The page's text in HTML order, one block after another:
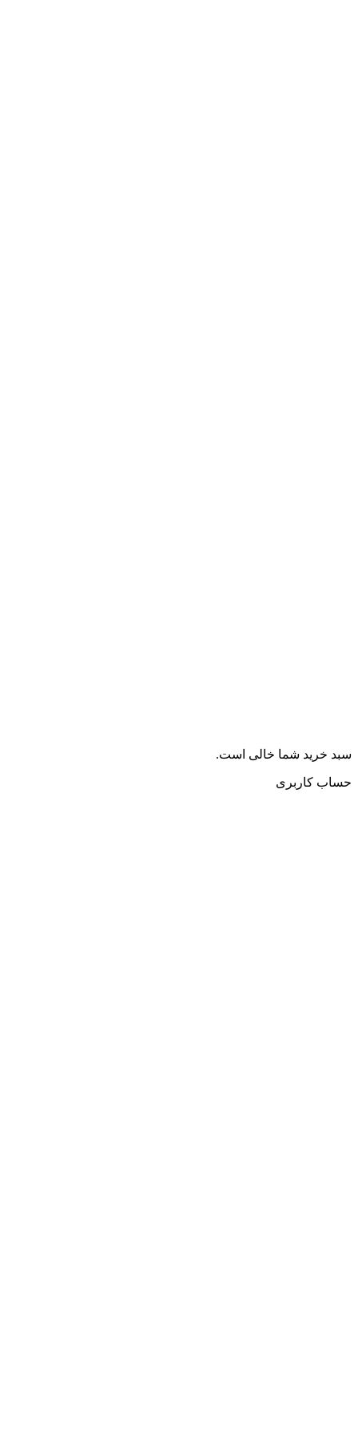
سبد خرید شما خالی است.
حساب کاربری